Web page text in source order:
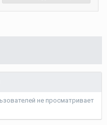
не просматривает